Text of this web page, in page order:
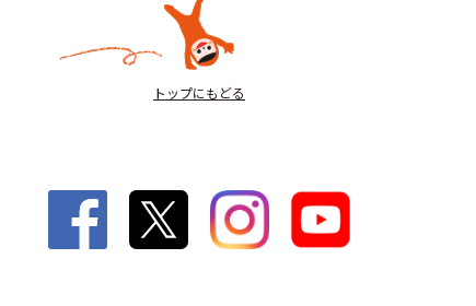
トップにもどる